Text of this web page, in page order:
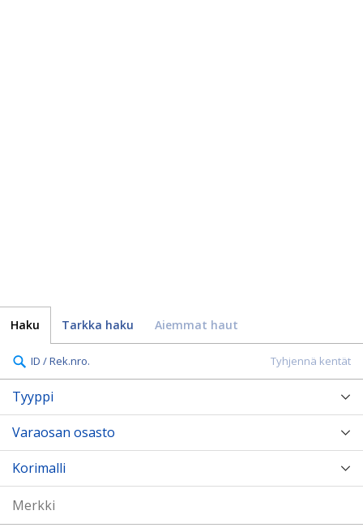
Haku Tarkka haku Aiemmat haut
Tyhjennä kentät
ID / Rek.nro.
Tyyppi
Varaosan osasto
Korimalli